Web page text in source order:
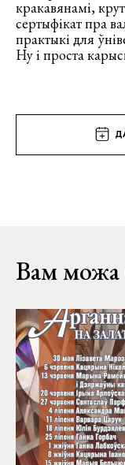
кракавянамі,
сертыфікат пра
практыкі для
Ну і проста
Вам можа